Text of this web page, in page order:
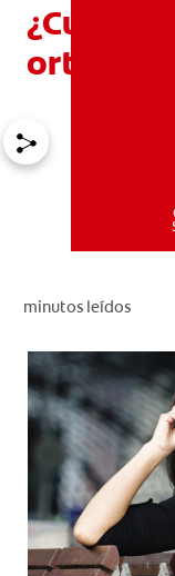
¿Cuánto
minutos leídos